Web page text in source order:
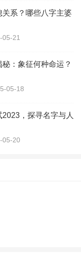
层时会陷入一些
层数字与命理直
素之一。
层时，只关注数
因素。
的旺衰，选择与
系？哪些八字主婆
05-21
：象征何种命运？
05-18
，探寻名字与人
05-20